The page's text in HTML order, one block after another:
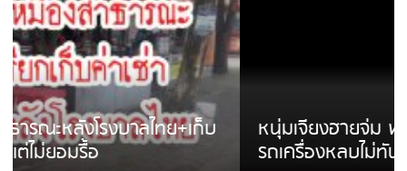
หนุ่มเจียงฮายจ่ม พบถังน้ำดื่มตกกลางถนน
รถเครื่องหลบไม่ทันล้มบาดเจ็บ